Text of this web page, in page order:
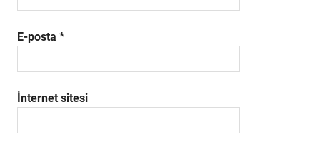
E-posta *
İnternet sitesi